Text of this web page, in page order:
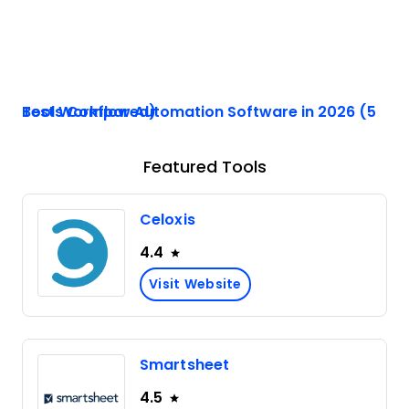
Best Workflow Automation Software in 2026 (5 Tools Compared)
Featured Tools
Celoxis
4.4
Visit Website
Smartsheet
4.5